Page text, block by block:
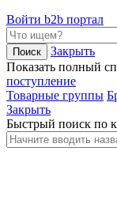
Войти b2b портал
Закрыть
Показать полный
поступление
Товарные группы
Закрыть
Быстрый поиск по